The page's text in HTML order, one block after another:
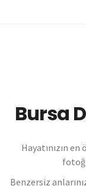
Bursa
Hayatınızın
Benzersiz